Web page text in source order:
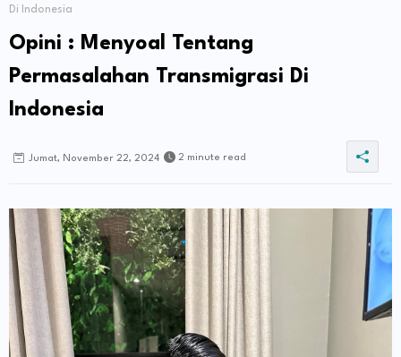
Di Indonesia
Opini : Menyoal Tentang
Permasalahan Transmigrasi Di
Indonesia
Jumat, November 22, 2024 2 minute read